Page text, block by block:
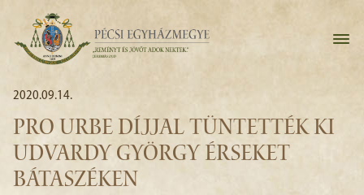
2020.09.14.
PRO URBE DÍJJAL TÜNTETTÉK KI
UDVARDY GYÖRGY ÉRSEKET
BÁTASZÉKEN